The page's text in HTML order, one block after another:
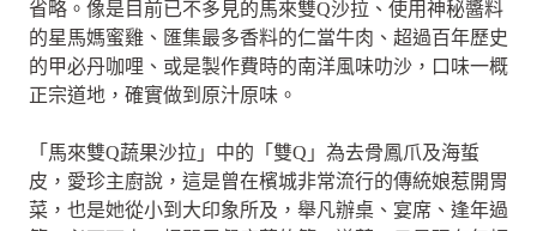
省略。像是目前已不多見的馬來雙Q沙拉、使用神秘醬料
的星馬媽蜜雞、匯集最多香料的仁當牛肉、超過百年歷史
的甲必丹咖哩、或是製作費時的南洋風味叻沙，口味一概
正宗道地，確實做到原汁原味。
「馬來雙Q蔬果沙拉」中的「雙Q」為去骨鳳爪及海蜇
皮，愛珍主廚說，這是曾在檳城非常流行的傳統娘惹開胃
菜，也是她從小到大印象所及，舉凡辦桌、宴席、逢年過